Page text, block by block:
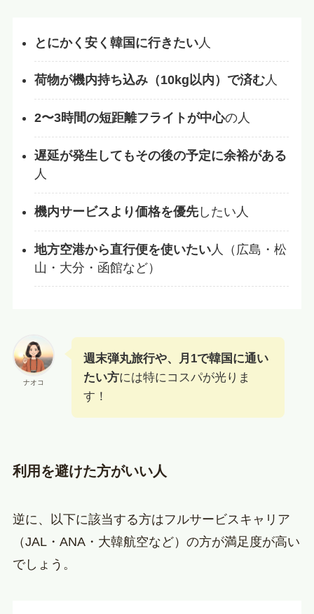
とにかく安く韓国に行きたい 人
荷物が機内持ち込み（10kg以内）で済む人
2〜3時間の短距離フライトが中心の人
遅延が発生してもその後の予定に余裕がある
人
機内サービスより価格を優先したい人
地方空港から直行便を使いたい 人（広島・松
山・大分・函館など）
ナオコ
週末弾丸旅行や、月1で韓国に通い
たい方には特にコスパが光りま
す！
利用を避けた方がいい人
逆に、以下に該当する方はフルサービスキャリア
（JAL・ANA・大韓航空など）の方が満足度が高い
でしょう。